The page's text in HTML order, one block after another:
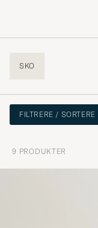
SKO
FILTRERE / SORTERE
9 PRODUKTER